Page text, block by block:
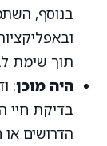
בנוסף,
תוך שימת
היה מוכן:
בדיקת חיי
הדרושים או